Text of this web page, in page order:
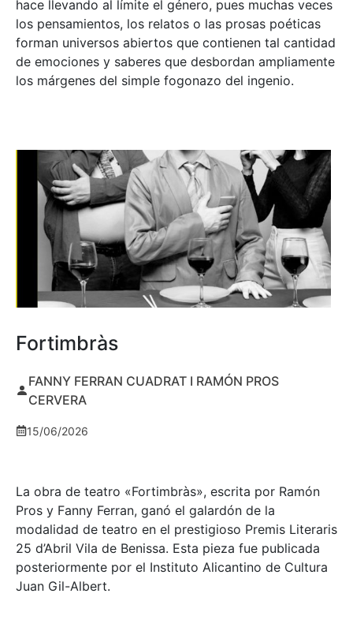
hace llevando al límite el género, pues muchas veces
los pensamientos, los relatos o las prosas poéticas
forman universos abiertos que contienen tal cantidad
de emociones y saberes que desbordan ampliamente
los márgenes del simple fogonazo del ingenio.
Fortimbràs
FANNY FERRAN CUADRAT I RAMÓN PROS
CERVERA
15/06/2026
La obra de teatro «Fortimbràs», escrita por Ramón
Pros y Fanny Ferran, ganó el galardón de la
modalidad de teatro en el prestigioso Premis Literaris
25 d’Abril Vila de Benissa. Esta pieza fue publicada
posteriormente por el Instituto Alicantino de Cultura
Juan Gil-Albert.